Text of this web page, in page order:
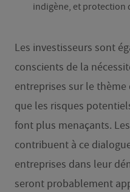
indigène, et protection
Les investisseurs sont
conscients de la
entreprises sur le
que les risques
font plus menaçants.
contribuent à ce
entreprises dans leur
seront probablement